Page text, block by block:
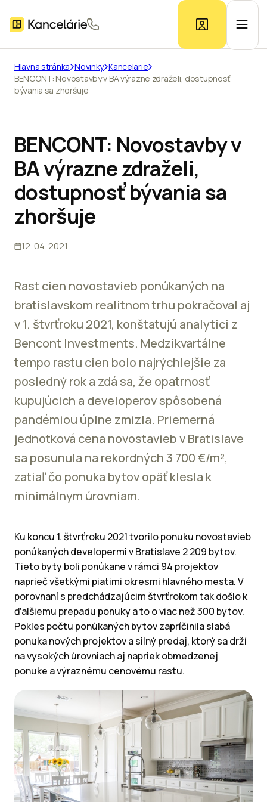
Ponuka kancelárií
Kontakt
Hlavná stránka Novinky Kancelárie
BENCONT: Novostavby v BA výrazne zdraželi, dostupnosť
bývania sa zhoršuje
BENCONT: Novostavby v
BA výrazne zdraželi,
dostupnosť bývania sa
zhoršuje
12. 04. 2021
Rast cien novostavieb ponúkaných na
bratislavskom realitnom trhu pokračoval aj
v 1. štvrťroku 2021, konštatujú analytici z
Bencont Investments. Medzikvartálne
tempo rastu cien bolo najrýchlejšie za
posledný rok a zdá sa, že opatrnosť
kupujúcich a developerov spôsobená
pandémiou úplne zmizla. Priemerná
jednotková cena novostavieb v Bratislave
sa posunula na rekordných 3 700 €/m²,
zatiaľ čo ponuka bytov opäť klesla k
minimálnym úrovniam.
Ku koncu 1. štvrťroku 2021 tvorilo ponuku novostavieb
ponúkaných developermi v Bratislave 2 209 bytov.
Tieto byty boli ponúkane v rámci 94 projektov
naprieč všetkými piatimi okresmi hlavného mesta. V
porovnaní s predchádzajúcim štvrťrokom tak došlo k
ďalšiemu prepadu ponuky a to o viac než 300 bytov.
Pokles počtu ponúkaných bytov zapríčinila slabá
ponuka nových projektov a silný predaj, ktorý sa drží
na vysokých úrovniach aj napriek obmedzenej
ponuke a výraznému cenovému rastu.